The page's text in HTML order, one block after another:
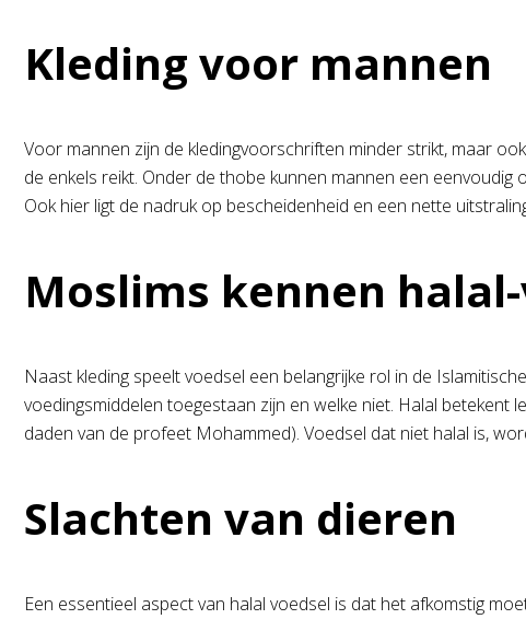
Kleding voor mannen
Voor mannen zijn de kledingvoorschriften minder strikt, maar
de enkels reikt. Onder de thobe kunnen mannen een
Ook hier ligt de nadruk op bescheidenheid en een nette
Moslims kennen
Naast kleding speelt voedsel een belangrijke rol in de
voedingsmiddelen toegestaan zijn en welke niet. Halal betekent
daden van de profeet Mohammed). Voedsel dat niet halal is,
Slachten van dieren
Een essentieel aspect van halal voedsel is dat het afkomstig